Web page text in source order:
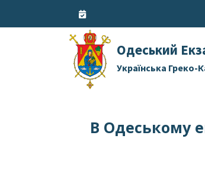
Одеський
Українська Греко-
В Одеському